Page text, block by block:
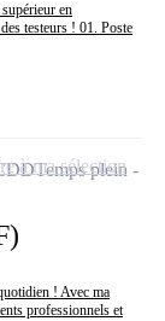
en
testeurs ! 01. Poste
! Avec ma
professionnels et
Temps plein
à ma sélection